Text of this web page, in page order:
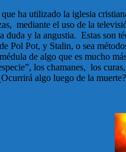
ha utilizado la iglesia
mediante el uso de la
y la angustia. Estas son
Pol Pot, y Stalin, o sea
de algo que es mucho
los chamanes, los
algo luego de la muerte?